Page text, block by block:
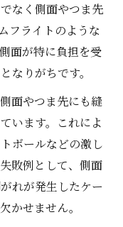
なく側面やつま先
フライトのような
面が特に負担を受
なりがちです。
面やつま先にも縫
います。これによ
ボールなどの激し
敗例として、側面
れが発生したケー
かせません。